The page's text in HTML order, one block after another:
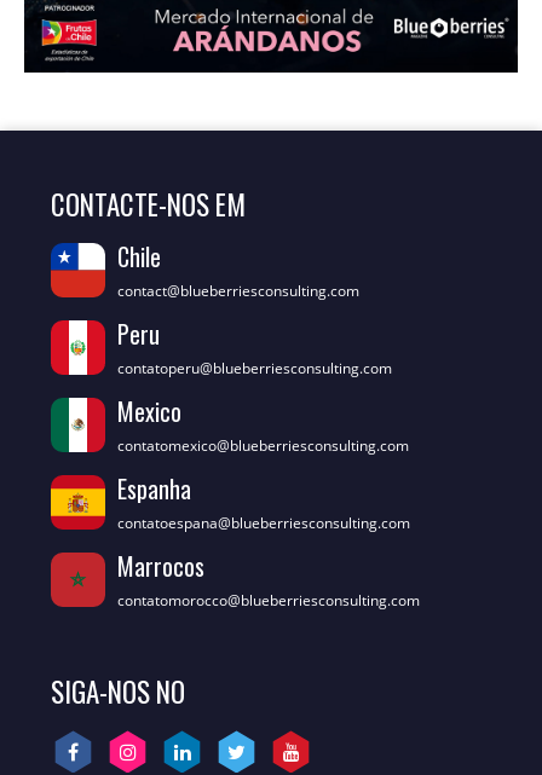
CONTACTE-NOS EM
Chile
contact@blueberriesconsulting.com
Peru
contatoperu@blueberriesconsulting.com
Mexico
contatomexico@blueberriesconsulting.com
Espanha
contatoespana@blueberriesconsulting.com
Marrocos
contatomorocco@blueberriesconsulting.com
SIGA-NOS NO